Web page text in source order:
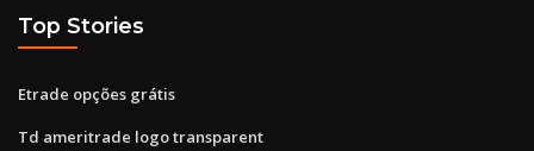
Top Stories
Etrade opções grátis
Td ameritrade logo transparent